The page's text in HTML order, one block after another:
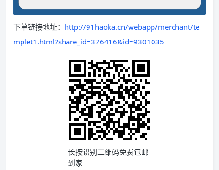
下单链接地址： http://91haoka.cn/webapp/merchant/te
mplet1.html?share_id=376416&id=9301035
长按识别二维码免费包邮
到家